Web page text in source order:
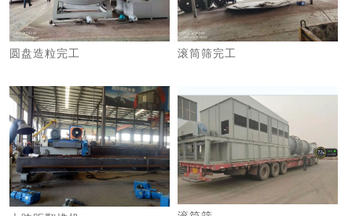
圆盘造粒完工 滚筒筛完工